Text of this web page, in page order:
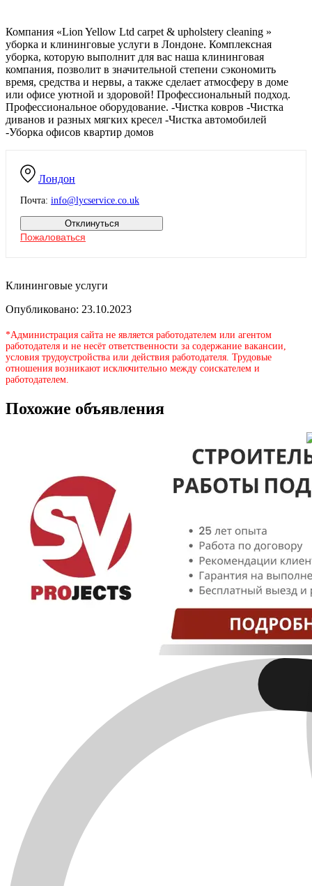
Лондон
Почта: info@lycservice.co.uk
Отклинуться
Пожаловаться
Компания «Lion Yellow Ltd carpet & upholstery cleaning »
уборка и клининговые услуги в Лондоне. Комплексная
уборка, которую выполнит для вас наша клининговая
компания, позволит в значительной степени сэкономить
время, средства и нервы, а также сделает атмосферу в доме
или офисе уютной и здоровой! Профессиональный подход.
Профессиональное оборудование. -Чистка ковров -Чистка
диванов и разных мягких кресел -Чистка автомобилей
-Уборка офисов квартир домов
Клининговые услуги
Опубликовано: 23.10.2023
*Администрация сайта не является работодателем или агентом
работодателя и не несёт ответственности за содержание вакансии,
условия трудоустройства или действия работодателя. Трудовые
отношения возникают исключительно между соискателем и
работодателем.
Похожие объявления